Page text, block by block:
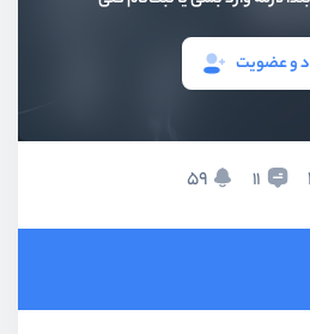
و عضویت
11
59